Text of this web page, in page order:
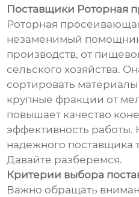
Поставщики Роторная
Роторная
незаменимый
производств, от
сельского хозяйства.
сортировать
крупные фракции от
повышает качество
эффективность работы.
надежного поставщика
Давайте разберемся.
Критерии выбора
Важно обращать